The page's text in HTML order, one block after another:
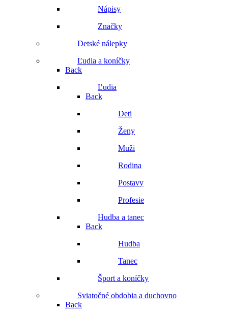
Nápisy
Značky
Detské nálepky
Ľudia a koníčky
Back
Ľudia
Back
Deti
Ženy
Muži
Rodina
Postavy
Profesie
Hudba a tanec
Back
Hudba
Tanec
Šport a koníčky
Sviatočné obdobia a duchovno
Back